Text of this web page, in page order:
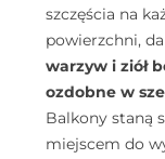
szczęścia na
powierzchni,
warzyw i ziół
ozdobne w
Balkony staną
miejscem do